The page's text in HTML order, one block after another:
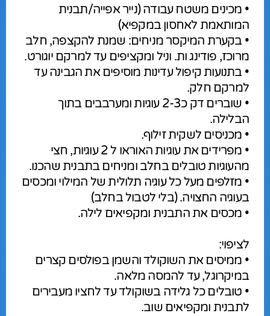
• מכינים משטח עבודה (נייר אפייה/תבנית
המותאמת לאחסון במקפיא)
• בקערת המיקסר מניחים: שמנת להקצפה, חלב
מרוכז, פודינג ות. וניל ומקציפים עד למרקם יוגורט.
• בתנועות קיפול עדינות מוסיפים את הגבינה עד
למרקם חלק.
• שוברים דק כ2-3 עוגיות ומערבבים בתוך
הבלילה.
• מכניסים לשקית זילוף.
• מפרידים את עוגיות האוראו ל 2 עוגיות, חצי
מהעוגיות טובלים בחלב ומניחים בתבנית שהכנו.
• מזלפים מעל כל עוגיה תלולית של המילוי ומכסים
בעוגיה החצויה. (בלי לטבול בחלב)
• מכסים את התבנית ומקפיאים לילה.
לציפוי:
• ממיסים את השוקולד והשמן בפולסים קצרים
במיקרוגל, עד להמסה מלאה.
• טובלים כל גלידה בשוקולד עד לחציו מעבירים
לתבנית ומקפיאים שוב.